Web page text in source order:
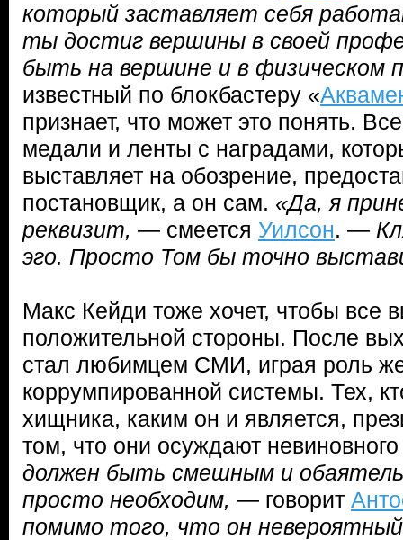
который заставляет себя
ты достиг вершины в своей
быть на вершине и в физическом
известный по блокбастеру «
признает, что может это понять.
медали и ленты с наградами,
выставляет на обозрение,
постановщик, а он сам. «Да, я
реквизит, — смеется Уилсон. —
эго. Просто Том бы точно
Макс Кейди тоже хочет, чтобы все
положительной стороны. После
стал любимцем СМИ, играя роль
коррумпированной системы. Тех,
хищника, каким он и является,
том, что они осуждают
должен быть смешным и
просто необходим, — говорит
помимо того, что он